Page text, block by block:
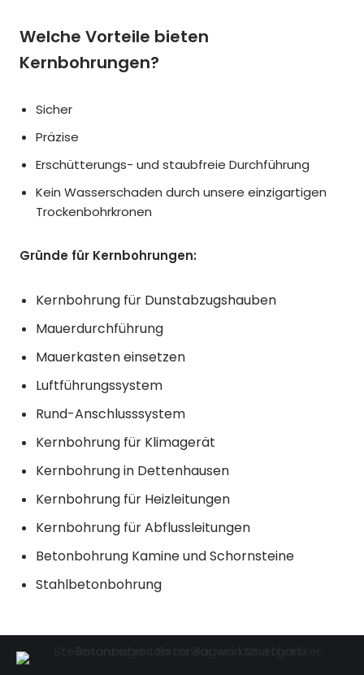
Welche Vorteile bieten
Kernbohrungen?
Sicher
Präzise
Erschütterungs- und staubfreie Durchführung
Kein Wasserschaden durch unsere einzigartigen
Trockenbohrkronen
Gründe für Kernbohrungen:
Kernbohrung für Dunstabzugshauben
Mauerdurchführung
Mauerkasten einsetzen
Luftführungssystem
Rund-Anschlusssystem
Kernbohrung für Klimagerät
Kernbohrung in Dettenhausen
Kernbohrung für Heizleitungen
Kernbohrung für Abflussleitungen
Betonbohrung Kamine und Schornsteine
Stahlbetonbohrung